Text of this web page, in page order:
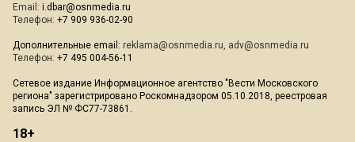
Email: i.dbar@osnmedia.ru
Телефон: +7 909 936-02-90
Дополнительные email: reklama@osnmedia.ru, adv@osnmedia.ru
Телефон: +7 495 004-56-11
Сетевое издание Информационное агентство "Вести Московского
региона" зарегистрировано Роскомнадзором 05.10.2018, реестровая
запись ЭЛ № ФС77-73861.
18+